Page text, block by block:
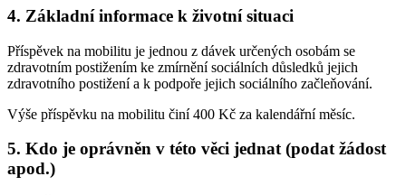
4. Základní informace k životní situaci
Příspěvek na mobilitu je jednou z dávek určených osobám se
zdravotním postižením ke zmírnění sociálních důsledků jejich
zdravotního postižení a k podpoře jejich sociálního začleňování.
Výše příspěvku na mobilitu činí 400 Kč za kalendářní měsíc.
5. Kdo je oprávněn v této věci jednat (podat žádost
apod.)